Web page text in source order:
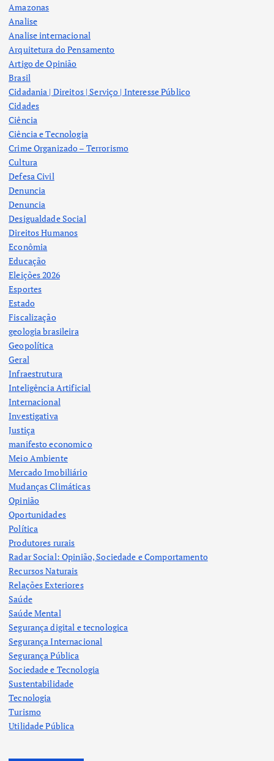
Amazonas
Analise
Analise internacional
Arquitetura do Pensamento
Artigo de Opinião
Brasil
Cidadania | Direitos | Serviço | Interesse Público
Cidades
Ciência
Ciência e Tecnologia
Crime Organizado – Terrorismo
Cultura
Defesa Civil
Denuncia
Denuncia
Desigualdade Social
Direitos Humanos
Econômia
Educação
Eleições 2026
Esportes
Estado
Fiscalização
geologia brasileira
Geopolítica
Geral
Infraestrutura
Inteligência Artificial
Internacional
Investigativa
Justiça
manifesto economico
Meio Ambiente
Mercado Imobiliário
Mudanças Climáticas
Opinião
Oportunidades
Política
Produtores rurais
Radar Social: Opinião, Sociedade e Comportamento
Recursos Naturais
Relações Exteriores
Saúde
Saúde Mental
Segurança digital e tecnologica
Segurança Internacional
Segurança Pública
Sociedade e Tecnologia
Sustentabilidade
Tecnologia
Turismo
Utilidade Pública